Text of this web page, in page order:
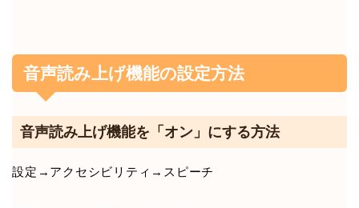
音声読み上げ機能の設定方法
音声読み上げ機能を「オン」にする方法
設定→アクセシビリティ→スピーチ